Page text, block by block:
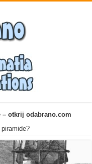
otkrij odabrano.com